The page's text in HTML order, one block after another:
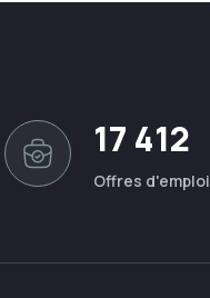
17 412
Offres d'emploi